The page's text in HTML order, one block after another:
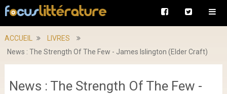
ACCUEIL
LIVRES
News : The Strength Of The Few - James Islington (Elder Craft)
News : The Strength Of The Few -